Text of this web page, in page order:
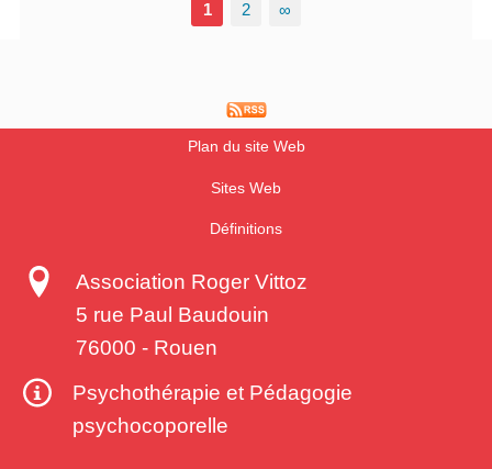
1 2 ∞
Plan du site Web
Sites Web
Définitions
Association Roger Vittoz
5 rue Paul Baudouin
76000 - Rouen
Psychothérapie et Pédagogie
psychocoporelle